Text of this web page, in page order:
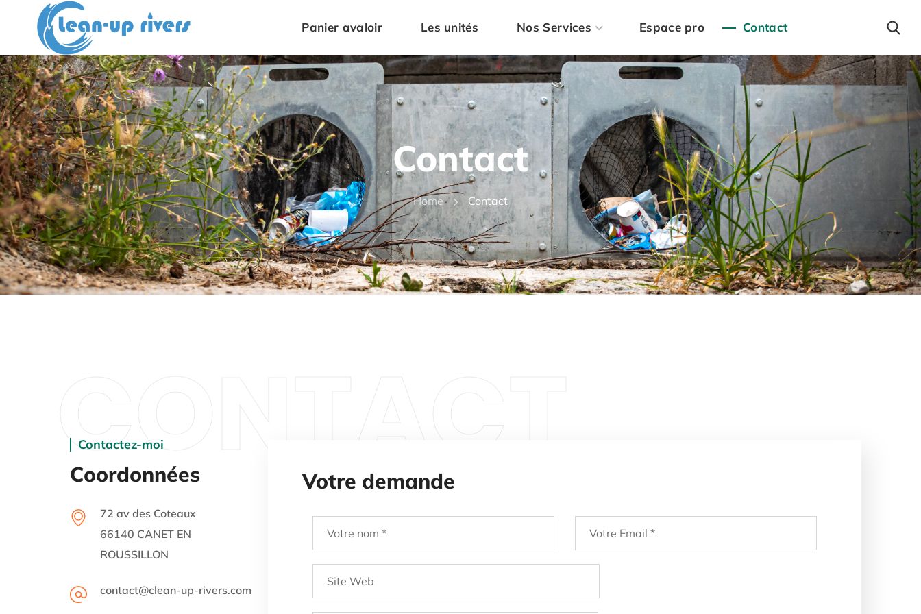
Panier avaloir Les unités Nos Services Espace pro Contact
Contact
Home Contact
Contactez-moi
Coordonnées
CONTACT
72 av des Coteaux
66140 CANET EN
ROUSSILLON
contact@clean-up-rivers.com
Votre demande